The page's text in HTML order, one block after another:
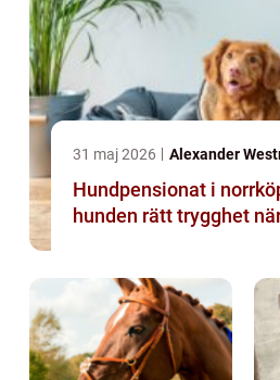
31 maj 2026 Alexander
Hundpensionat i norrköping
hunden rätt trygghet